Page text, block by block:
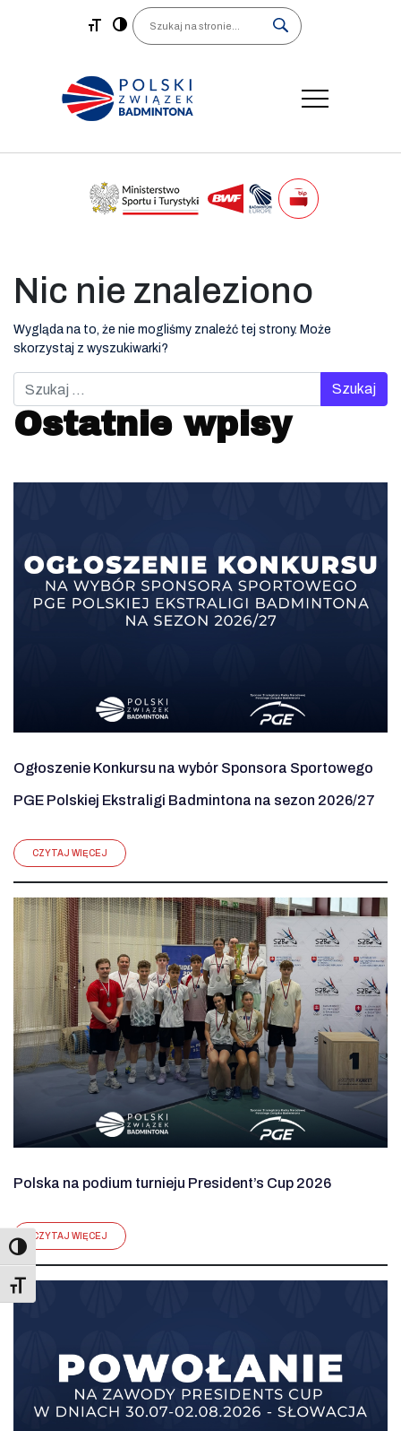
Toggle Font size
Main Navigation
Search
Nic nie znaleziono
Wygląda na to, że nie mogliśmy znaleźć tej strony. Może
skorzystaj z wyszukiwarki?
Szukaj
Ostatnie wpisy
Ogłoszenie Konkursu na wybór Sponsora Sportowego
PGE Polskiej Ekstraligi Badmintona na sezon 2026/27
CZYTAJ WIĘCEJ
Polska na podium turnieju President’s Cup 2026
CZYTAJ WIĘCEJ